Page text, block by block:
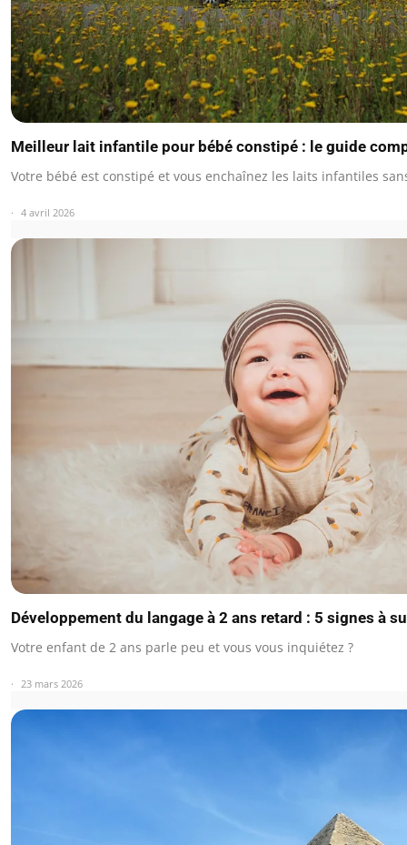
Meilleur lait infantile pour bébé constipé : le guide
Votre bébé est constipé et vous enchaînez les laits infantiles
4 avril 2026
Développement du langage à 2 ans retard : 5 signes à
Votre enfant de 2 ans parle peu et vous vous inquiétez ?
23 mars 2026